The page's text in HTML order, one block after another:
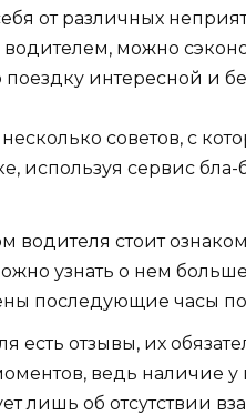
от различных
водителем, можно
поездку интересной и
советов, с
используя сервис бла-
водителя стоит
узнать о нем
последующие часы
есть отзывы, их
ведь наличие у
лишь об отсутствии